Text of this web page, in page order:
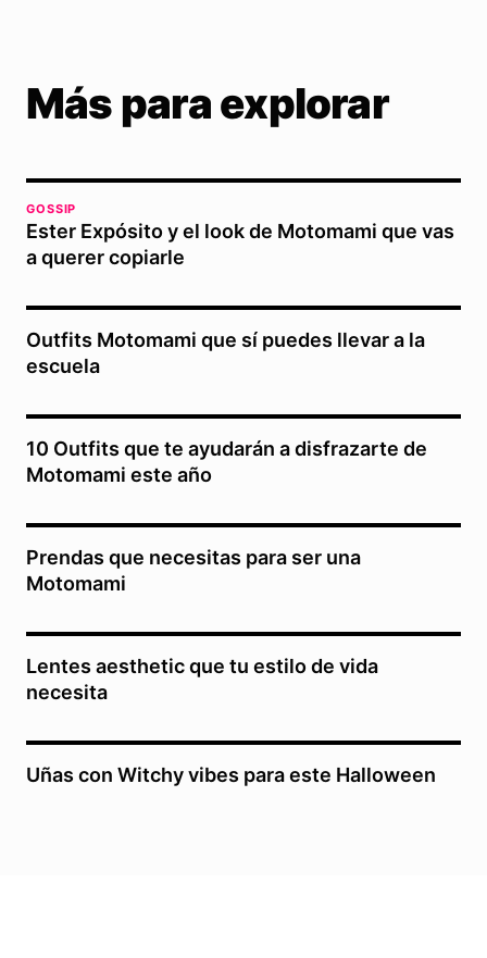
Más para explorar
GOSSIP
Ester Expósito y el look de Motomami que vas
a querer copiarle
Outfits Motomami que sí puedes llevar a la
escuela
10 Outfits que te ayudarán a disfrazarte de
Motomami este año
Prendas que necesitas para ser una
Motomami
Lentes aesthetic que tu estilo de vida
necesita
Uñas con Witchy vibes para este Halloween